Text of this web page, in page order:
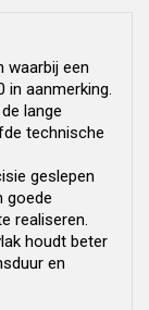
waarbij een
in aanmerking.
lange
technische
geslepen
goede
realiseren.
houdt beter
en